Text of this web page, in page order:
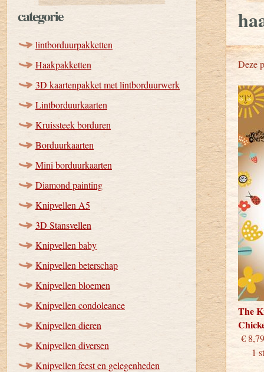
categorie
lintborduurpakketten
Haakpakketten
3D kaartenpakket met lintborduurwerk
Lintborduurkaarten
Kruissteek borduren
Borduurkaarten
Mini borduurkaarten
Diamond painting
Knipvellen A5
3D Stansvellen
Knipvellen baby
Knipvellen beterschap
Knipvellen bloemen
Knipvellen condoleance
Knipvellen dieren
Knipvellen diversen
Knipvellen feest en gelegenheden
Deze
The
1